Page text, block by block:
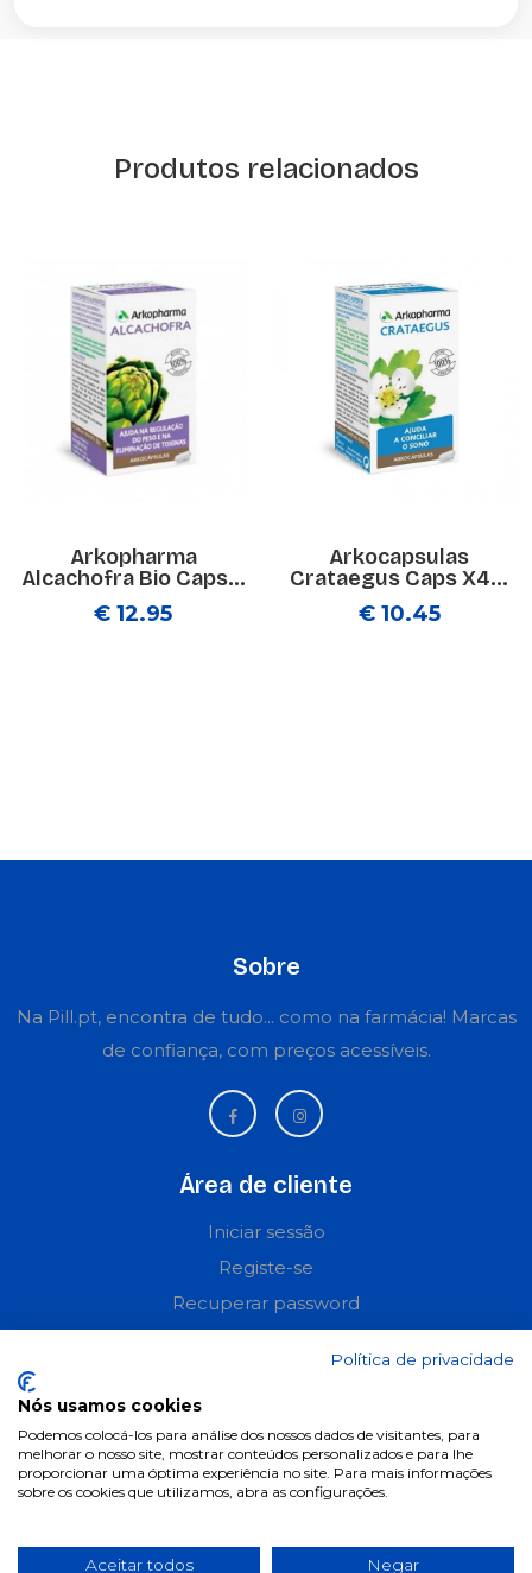
Produtos relacionados
Arkopharma
Alcachofra Bio Caps...
€ 12.95
Arkocapsulas
Crataegus Caps X4...
€ 10.45
Sobre
Na Pill.pt, encontra de tudo... como na farmácia! Marcas
de confiança, com preços acessíveis.
Área de cliente
Iniciar sessão
Registe-se
Recuperar password
Informações
Termos & Condições
Política de privacidade
Condições de campanhas
Política de privacidade
Nós usamos cookies
Podemos colocá-los para análise dos nossos dados de visitantes, para
melhorar o nosso site, mostrar conteúdos personalizados e para lhe
proporcionar uma óptima experiência no site. Para mais informações
sobre os cookies que utilizamos, abra as configurações.
Aceitar todos Negar